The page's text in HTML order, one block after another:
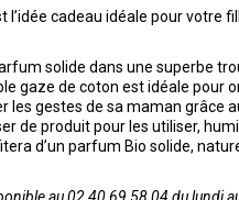
l’idée cadeau idéale pour votre
solide dans une superbe
gaze de coton est idéale pour
les gestes de sa maman grâce
de produit pour les utiliser,
d’un parfum Bio solide,